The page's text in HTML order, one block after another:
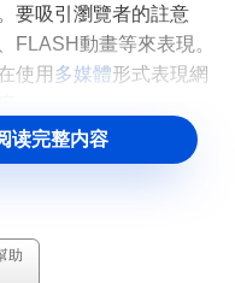
吸引瀏覽者的註意
FLASH動畫等來表現。
使用 多媒體形式表現網
读完整内容
助